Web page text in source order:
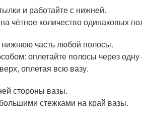
и работайте с нижней.
чётное количество одинаковых
часть любой полосы.
оплетайте полосы через
оплетая всю вазу.
стороны вазы.
стежками на край вазы.